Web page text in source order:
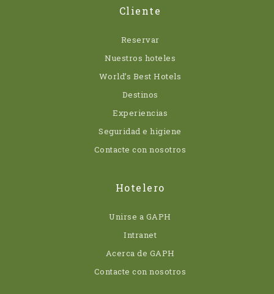
Cliente
Reservar
Nuestros hoteles
World’s Best Hotels
Destinos
Experiencias
Seguridad e higiene
Contacte con nosotros
Hotelero
Unirse a GAPH
Intranet
Acerca de GAPH
Contacte con nosotros